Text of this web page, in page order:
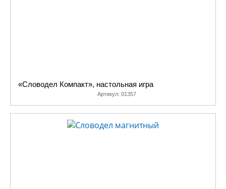
«Словодел Компакт», настольная игра
Артикул: 01357